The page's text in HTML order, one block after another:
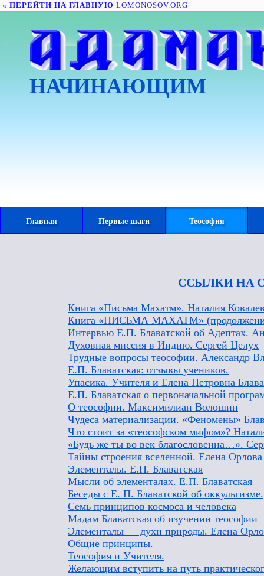
« ПЕРЕЙТИ НА ГЛАВНУЮ LOMONOSOV.ORG
НАЧИНАЮЩИМ
Главная Первые шаги Теософия
ССЫЛКИ НА
Книга «Письма Махатм». Наталия
Книга «ПИСЬМА МАХАТМ»
Интервью Е.П. Блаватской об Адептах.
Духовная миссия в Индию. Сергей Целух
Трудные вопросы теософии. Александр
Е.П. Блаватская: отзывы учеников.
Упасика. Учителя и Елена Петровна
Е.П. Блаватская о первоначальной
О теософии. Максимилиан Волошин
Чудеса материализации. «Феномены»
Что стоит за «теософском мифом»?
«Будь же ты во век благословенна…».
Тайны строения вселенной. Елена Орлова
Элементалы. Е.П. Блаватская
Мысли об элементалах. Е.П. Блаватская
Беседы с Е. П. Блаватской об оккультизме.
Семь принципов космоса и человека
Мадам Блаватская об изучении теософии
Элементалы — духи природы. Елена
Общие принципы.
Теософия и Учителя.
Желающим вступить на путь